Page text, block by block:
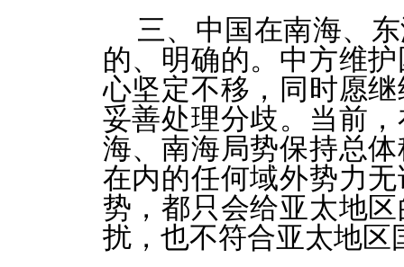
三、中国在南海、
的、明确的。中方维
心坚定不移，同时愿
妥善处理分歧。当前
海、南海局势保持总
在内的任何域外势力
势，都只会给亚太地
扰，也不符合亚太地区